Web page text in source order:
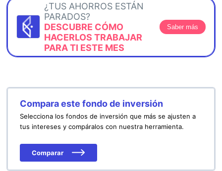
¿TUS AHORROS ESTÁN
PARADOS?
DESCUBRE CÓMO
HACERLOS TRABAJAR
PARA TI ESTE MES
Saber más
Compara este fondo de inversión
Selecciona los fondos de inversión que más se ajusten a
tus intereses y compáralos con nuestra herramienta.
Comparar